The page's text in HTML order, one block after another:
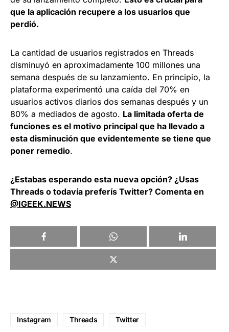
que la aplicación recupere a los usuarios que
perdió.
La cantidad de usuarios registrados en Threads
disminuyó en aproximadamente 100 millones una
semana después de su lanzamiento. En principio, la
plataforma experimentó una caída del 70% en
usuarios activos diarios dos semanas después y un
80% a mediados de agosto. La limitada oferta de
funciones es el motivo principal que ha llevado a
esta disminución que evidentemente se tiene que
poner remedio.
¿Estabas esperando esta nueva opción? ¿Usas
Threads o todavía preferís Twitter? Comenta en
@IGEEK.NEWS
Instagram Threads Twitter